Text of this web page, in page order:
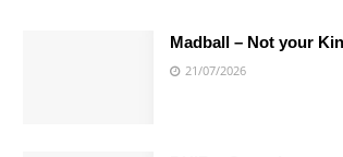
Madball – Not your
21/07/2026